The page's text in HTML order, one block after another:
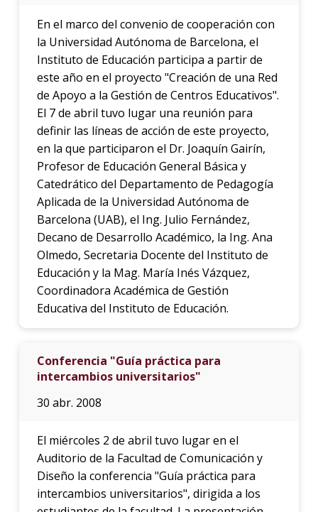
En el marco del convenio de cooperación con
la Universidad Autónoma de Barcelona, el
Instituto de Educación participa a partir de
este año en el proyecto "Creación de una Red
de Apoyo a la Gestión de Centros Educativos".
El 7 de abril tuvo lugar una reunión para
definir las líneas de acción de este proyecto,
en la que participaron el Dr. Joaquín Gairín,
Profesor de Educación General Básica y
Catedrático del Departamento de Pedagogía
Aplicada de la Universidad Autónoma de
Barcelona (UAB), el Ing. Julio Fernández,
Decano de Desarrollo Académico, la Ing. Ana
Olmedo, Secretaria Docente del Instituto de
Educación y la Mag. María Inés Vázquez,
Coordinadora Académica de Gestión
Educativa del Instituto de Educación.
Conferencia "Guía práctica para
intercambios universitarios"
30 abr. 2008
El miércoles 2 de abril tuvo lugar en el
Auditorio de la Facultad de Comunicación y
Diseño la conferencia "Guía práctica para
intercambios universitarios", dirigida a los